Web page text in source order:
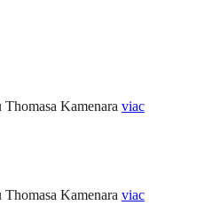
Kamenara viac
Kamenara viac